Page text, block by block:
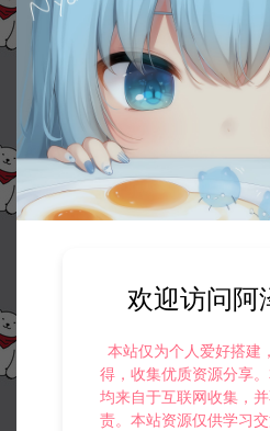
欢迎访问阿
本站仅为个人爱好搭建
得，收集优质资源分享
均来自于互联网收集，
责。本站资源仅供学习